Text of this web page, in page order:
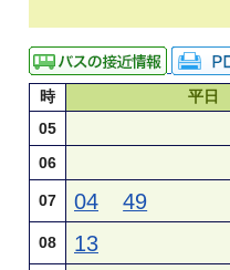
時 平日
05
06
07 04 49
08 13